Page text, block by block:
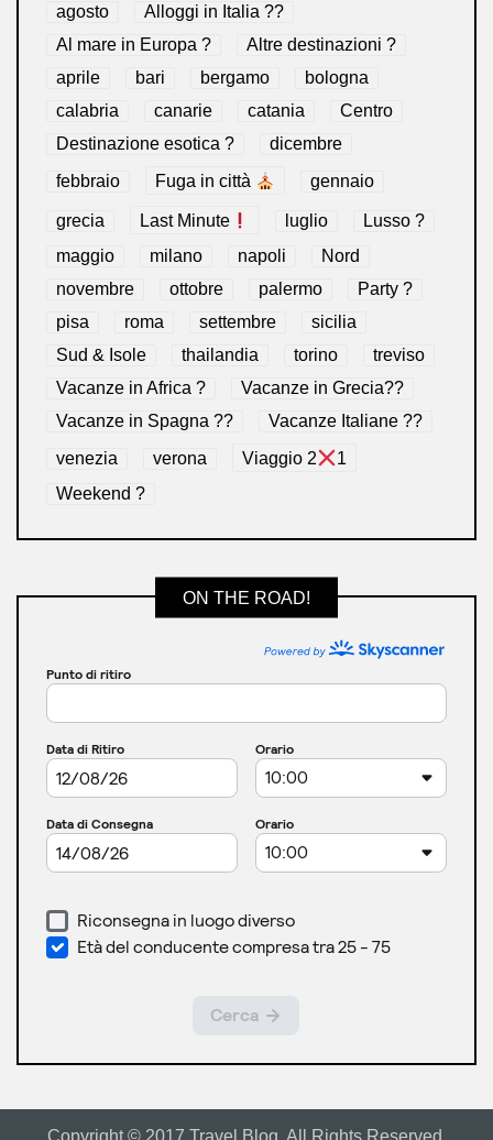
agosto
Alloggi in Italia ??
Al mare in Europa ?️
Altre destinazioni ?
aprile
bari bergamo
bologna
calabria
canarie catania
Centro
Destinazione esotica ?
dicembre
febbraio Fuga in città gennaio
grecia Last Minute luglio
Lusso ?
maggio
milano napoli
Nord
novembre
ottobre palermo
Party ?
pisa
roma settembre
sicilia
Sud & Isole
thailandia torino
treviso
Vacanze in Africa ?
Vacanze in Grecia??
Vacanze in Spagna ??
Vacanze Italiane ??
venezia verona Viaggio 2
1
Weekend ?
ON THE ROAD!
Copyright © 2017 Travel Blog. All Rights Reserved.